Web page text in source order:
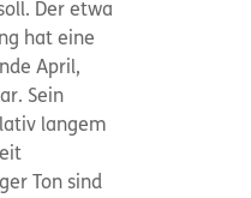
Der etwa
hat eine
April,
Sein
langem
Ton sind